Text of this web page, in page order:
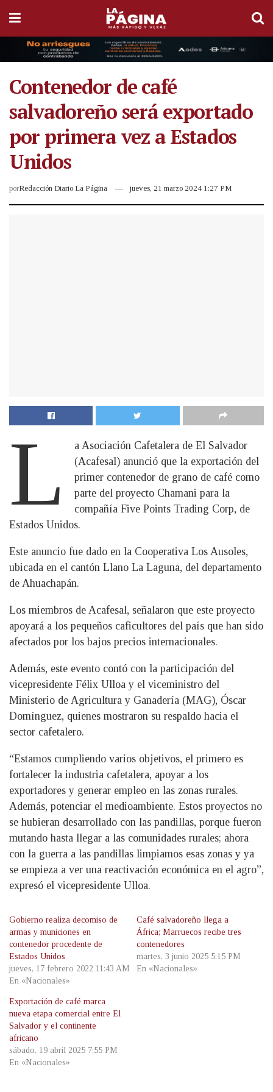
Contenedor de café
salvadoreño será exportado
por primera vez a Estados
Unidos
porRedacción Diario La Página jueves, 21 marzo 2024 1:27 PM
L
a Asociación Cafetalera de El Salvador
(Acafesal) anunció que la exportación del
primer contenedor de grano de café como
parte del proyecto Chamani para la
compañía Five Points Trading Corp, de
Estados Unidos.
Este anuncio fue dado en la Cooperativa Los Ausoles,
ubicada en el cantón Llano La Laguna, del departamento
de Ahuachapán.
Los miembros de Acafesal, señalaron que este proyecto
apoyará a los pequeños caficultores del país que han sido
afectados por los bajos precios internacionales.
Además, este evento contó con la participación del
vicepresidente Félix Ulloa y el viceministro del
Ministerio de Agricultura y Ganadería (MAG), Óscar
Domínguez, quienes mostraron su respaldo hacia el
sector cafetalero.
“Estamos cumpliendo varios objetivos, el primero es
fortalecer la industria cafetalera, apoyar a los
exportadores y generar empleo en las zonas rurales.
Además, potenciar el medioambiente. Estos proyectos no
se hubieran desarrollado con las pandillas, porque fueron
mutando hasta llegar a las comunidades rurales; ahora
con la guerra a las pandillas limpiamos esas zonas y ya
se empieza a ver una reactivación económica en el agro”,
expresó el vicepresidente Ulloa.
Gobierno realiza decomiso de
armas y municiones en
contenedor procedente de
Estados Unidos
jueves, 17 febrero 2022 11:43 AM
En «Nacionales»
Café salvadoreño llega a
África; Marruecos recibe tres
contenedores
martes, 3 junio 2025 5:15 PM
En «Nacionales»
Exportación de café marca
nueva etapa comercial entre El
Salvador y el continente
africano
sábado, 19 abril 2025 7:55 PM
En «Nacionales»